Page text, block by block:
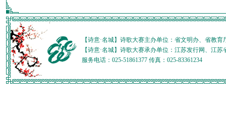
【诗意·名城】诗歌大赛主办单位：省文明办、省教
【诗意·名城】诗歌大赛承办单位：江苏发行网、江
服务电话：025-51861377 传真：025-83361234